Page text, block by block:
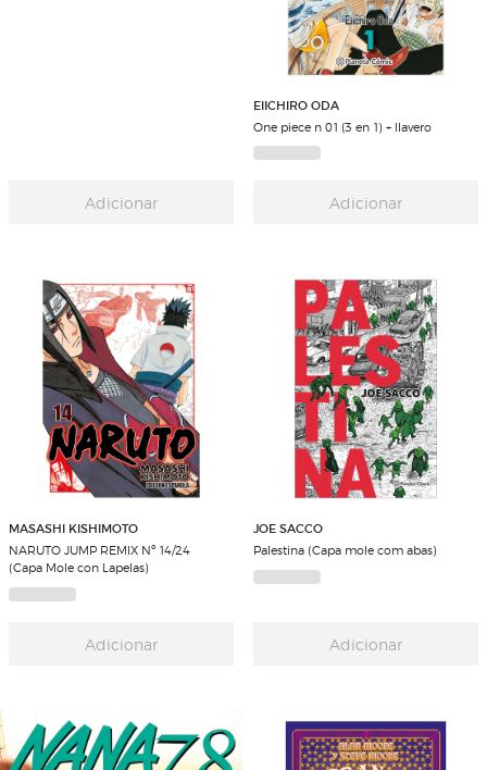
Adicionar
EIICHIRO ODA
One piece n 01 (3 en 1) + llavero
Adicionar
MASASHI KISHIMOTO
NARUTO JUMP REMIX Nº 14/24
(Capa Mole con Lapelas)
Adicionar
JOE SACCO
Palestina (Capa mole com abas)
Adicionar